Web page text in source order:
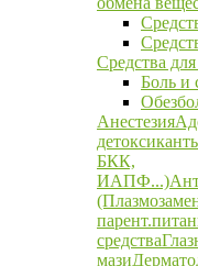
Средства
Боль и
Анестезия
БКК,
ИАПФ...)
средства
мази